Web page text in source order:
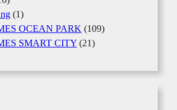
(1)
OCEAN PARK (109)
SMART CITY (21)